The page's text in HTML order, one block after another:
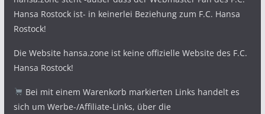
Hansa Rostock ist- in keinerlei Beziehung zum F.C. Hansa
Rostock!
Die Website hansa.zone ist keine offizielle Website des F.C.
Hansa Rostock!
Bei mit einem Warenkorb markierten Links handelt es
sich um Werbe-/Affiliate-Links, über die